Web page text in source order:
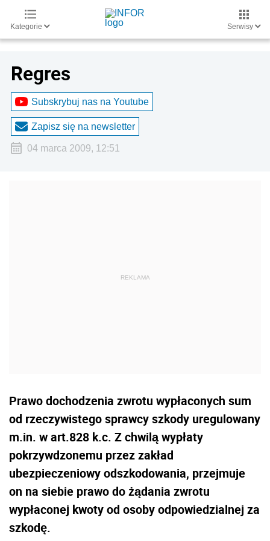
Kategorie Serwisy
Regres
Subskrybuj nas na Youtube
Zapisz się na newsletter
04 marca 2009, 12:51
Prawo dochodzenia zwrotu wypłaconych sum
od rzeczywistego sprawcy szkody uregulowany
m.in. w art.828 k.c. Z chwilą wypłaty
pokrzywdzonemu przez zakład
ubezpieczeniowy odszkodowania, przejmuje
on na siebie prawo do żądania zwrotu
wypłaconej kwoty od osoby odpowiedzialnej za
szkodę.